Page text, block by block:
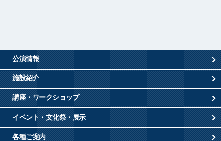
公演情報
施設紹介
講座・ワークショップ
イベント・文化祭・展示
各種ご案内